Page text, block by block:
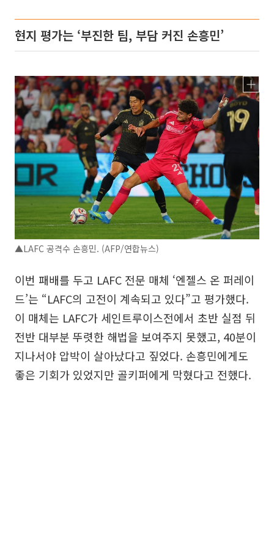
현지 평가는 ‘부진한 팀, 부담 커진 손흥민’
▲LAFC 공격수 손흥민. (AFP/연합뉴스)
이번 패배를 두고 LAFC 전문 매체 ‘엔젤스 온 퍼레이
드’는 “LAFC의 고전이 계속되고 있다”고 평가했다.
이 매체는 LAFC가 세인트루이스전에서 초반 실점 뒤
전반 대부분 뚜렷한 해법을 보여주지 못했고, 40분이
지나서야 압박이 살아났다고 짚었다. 손흥민에게도
좋은 기회가 있었지만 골키퍼에게 막혔다고 전했다.